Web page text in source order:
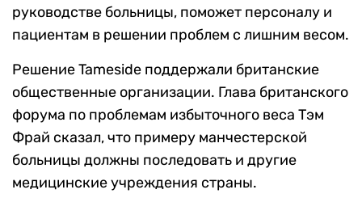
руководстве больницы, поможет персоналу и
пациентам в решении проблем с лишним весом.
Решение Tameside поддержали британские
общественные организации. Глава британского
форума по проблемам избыточного веса Тэм
Фрай сказал, что примеру манчестерской
больницы должны последовать и другие
медицинские учреждения страны.